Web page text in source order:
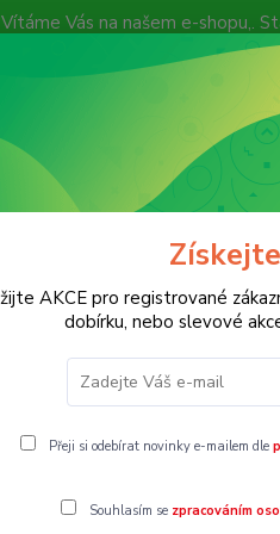
Vítáme Vás na našem e-shopu,.
Dětské
a pláštěnky
nebylo nalezeno žádné zboží.
AKCE pro registrované
dobírku, nebo slevové
Přeji si odebírat novinky e-mailem dle
Souhlasím se zpracováním